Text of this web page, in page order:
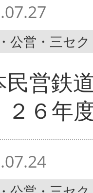
公営・三セク
民営鉄
２６年